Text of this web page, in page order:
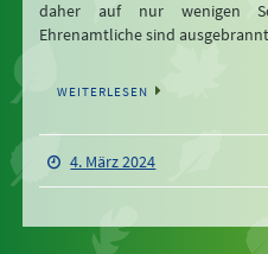
daher auf nur wenigen
Ehrenamtliche sind
WEITERLESEN
4. März 2024